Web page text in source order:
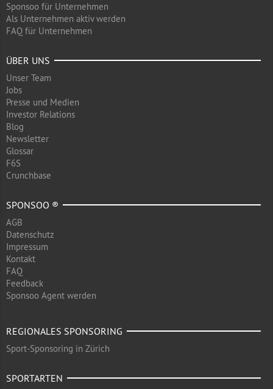
Sponsoo für Unternehmen
Als Unternehmen aktiv werden
FAQ für Unternehmen
ÜBER UNS
Unser Team
Jobs
Presse und Medien
Investor Relations
Blog
Newsletter
Glossar
F6S
Crunchbase
SPONSOO ®
AGB
Datenschutz
Impressum
Kontakt
FAQ
Feedback
Sponsoo Agent werden
REGIONALES SPONSORING
Sport-Sponsoring in Zürich
SPORTARTEN